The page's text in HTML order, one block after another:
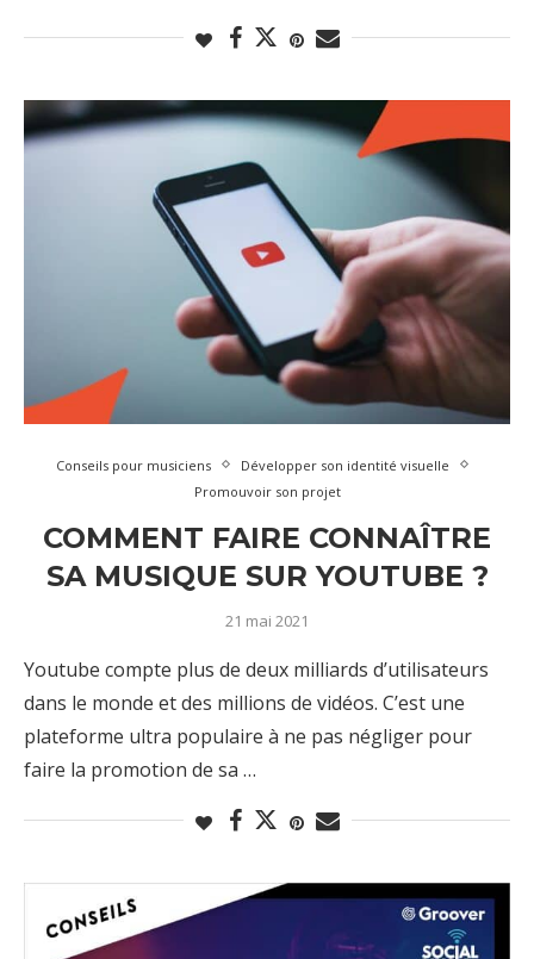
Conseils pour musiciens
Développer son identité visuelle
Promouvoir son projet
COMMENT FAIRE CONNAÎTRE
SA MUSIQUE SUR YOUTUBE ?
21 mai 2021
Youtube compte plus de deux milliards d’utilisateurs
dans le monde et des millions de vidéos. C’est une
plateforme ultra populaire à ne pas négliger pour
faire la promotion de sa …